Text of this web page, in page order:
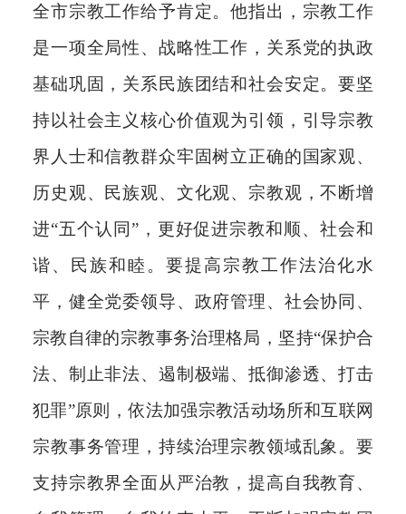
全市宗教工作给予肯定。他指出，宗教工作
是一项全局性、战略性工作，关系党的执政
基础巩固，关系民族团结和社会安定。要坚
持以社会主义核心价值观为引领，引导宗教
界人士和信教群众牢固树立正确的国家观、
历史观、民族观、文化观、宗教观，不断增
进“五个认同”，更好促进宗教和顺、社会和
谐、民族和睦。要提高宗教工作法治化水
平，健全党委领导、政府管理、社会协同、
宗教自律的宗教事务治理格局，坚持“保护合
法、制止非法、遏制极端、抵御渗透、打击
犯罪”原则，依法加强宗教活动场所和互联网
宗教事务管理，持续治理宗教领域乱象。要
支持宗教界全面从严治教，提高自我教育、